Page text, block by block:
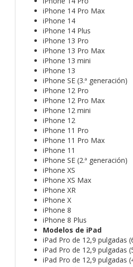
iPhone 14 Pro Max
iPhone 14
iPhone 14 Plus
iPhone 13 Pro
iPhone 13 Pro Max
iPhone 13 mini
iPhone 13
iPhone SE (3.ª generación)
iPhone 12 Pro
iPhone 12 Pro Max
iPhone 12 mini
iPhone 12
iPhone 11 Pro
iPhone 11 Pro Max
iPhone 11
iPhone SE (2.ª generación)
iPhone XS
iPhone XS Max
iPhone XR
iPhone X
iPhone 8
iPhone 8 Plus
Modelos de iPad
iPad Pro de 12,9 pulgadas
iPad Pro de 12,9 pulgadas
iPad Pro de 12,9 pulgadas